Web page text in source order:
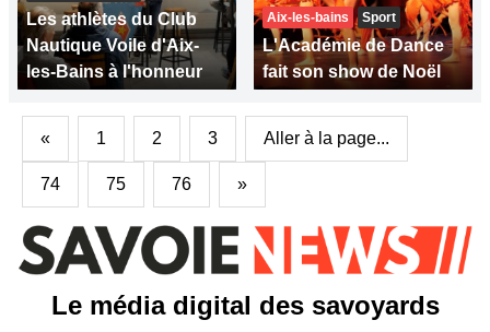
Les athlètes du Club
Nautique Voile d'Aix-
les-Bains à l'honneur
Aix-les-bains Sport
L'Académie de Dance
fait son show de Noël
« 1 2 3 Aller à la page...
74 75 76 »
Le média digital des savoyards